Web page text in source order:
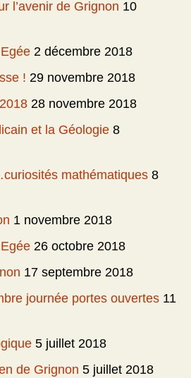
l’avenir de Grignon 10
2 décembre 2018
! 29 novembre 2018
28 novembre 2018
et la Géologie 8
mathématiques 8
1 novembre 2018
26 octobre 2018
17 septembre 2018
journée portes ouvertes 11
5 juillet 2018
de Grignon 5 juillet 2018